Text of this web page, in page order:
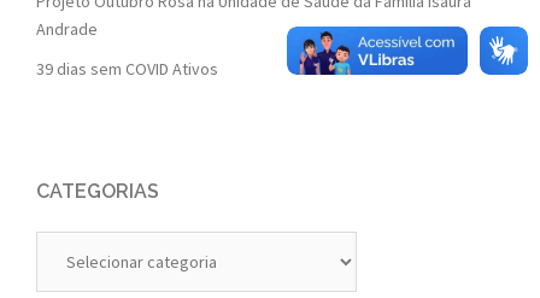
Andrade
39 dias sem COVID Ativos
CATEGORIAS